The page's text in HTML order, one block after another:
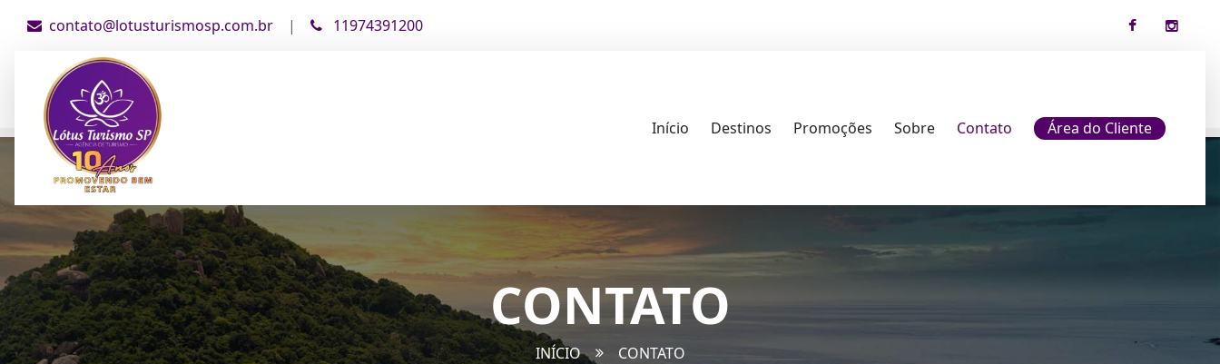
contato@lotusturismosp.com.br | 11974391200
Início Destinos Promoções Sobre Contato Área do Cliente
CONTATO
INÍCIO CONTATO